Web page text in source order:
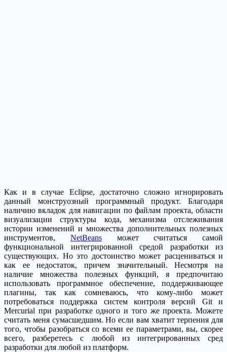
Как и в случае Eclipse, достаточно сложно игнорировать
данный монструозный программный продукт. Благодаря
наличию вкладок для навигации по файлам проекта, области
визуализации структуры кода, механизма отслеживания
истории изменений и множества дополнительных полезных
инструментов, NetBeansможет считаться самой
функциональной интегрированной средой разработки из
существующих. Но это достоинство может расцениваться и
как ее недостаток, причем значительный. Несмотря на
наличие множества полезных функций, я предпочитаю
использовать программное обеспечение, поддерживающее
плагины, так как сомневаюсь, что кому-либо может
потребоваться поддержка систем контроля версий Git и
Mercurial при разработке одного и того же проекта. Можете
считать меня сумасшедшим. Но если вам хватит терпения для
того, чтобы разобраться со всеми ее параметрами, вы, скорее
всего, разберетесь с любой из интегрированных сред
разработки для любой из платформ.